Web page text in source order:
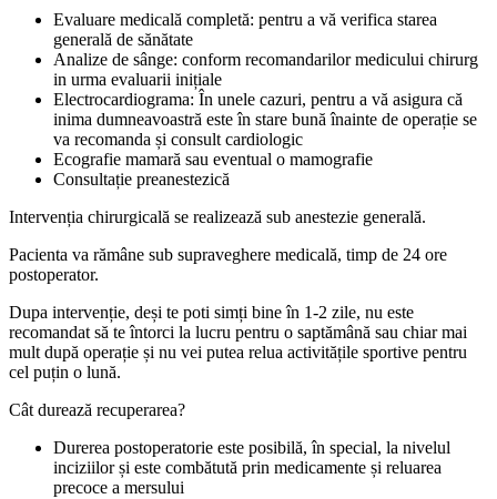
Evaluare medicală completă: pentru a vă verifica starea
generală de sănătate
Analize de sânge: conform recomandarilor medicului chirurg
in urma evaluarii inițiale
Electrocardiograma: În unele cazuri, pentru a vă asigura că
inima dumneavoastră este în stare bună înainte de operație se
va recomanda și consult cardiologic
Ecografie mamară sau eventual o mamografie
Consultație preanestezică
Intervenția chirurgicală se realizează sub anestezie generală.
Pacienta va rămâne sub supraveghere medicală, timp de 24 ore
postoperator.
Dupa intervenție, deși te poti simți bine în 1-2 zile, nu este
recomandat să te întorci la lucru pentru o saptămână sau chiar mai
mult după operație și nu vei putea relua activitățile sportive pentru
cel puțin o lună.
Cât durează recuperarea?
Durerea postoperatorie este posibilă, în special, la nivelul
inciziilor și este combătută prin medicamente și reluarea
precoce a mersului